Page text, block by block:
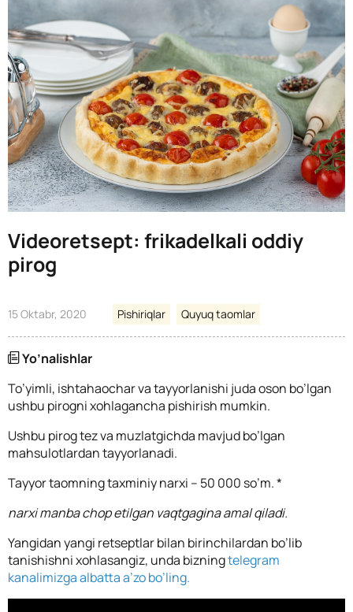
Videoretsept: frikadelkali oddiy
pirog
15 Oktabr, 2020 Pishiriqlar Quyuq taomlar
Yo’nalishlar
To’yimli, ishtahaochar va tayyorlanishi juda oson bo’lgan
ushbu pirogni xohlagancha pishirish mumkin.
Ushbu pirog tez va muzlatgichda mavjud bo’lgan
mahsulotlardan tayyorlanadi.
Tayyor taomning taxminiy narxi – 50 000 so’m. *
narxi manba chop etilgan vaqtgagina amal qiladi.
Yangidan yangi retseptlar bilan birinchilardan bo’lib
tanishishni xohlasangiz, unda bizningtelegram
kanalimizga albatta a’zo bo’ling.